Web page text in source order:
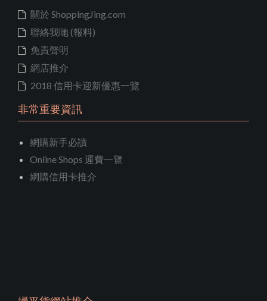
關於 ShoppingJing.com
聯絡我哋 (報料)
免責聲明
網店推介
2018 信用卡迎新優惠一覽
非常重要資訊
網購新手必讀
Online Shops 運費一覽
網購信用卡推介